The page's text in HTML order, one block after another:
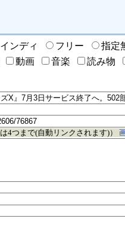
ンディ フリー 指定
動画 音楽 読み物
4つまで(自動リンクされます)）